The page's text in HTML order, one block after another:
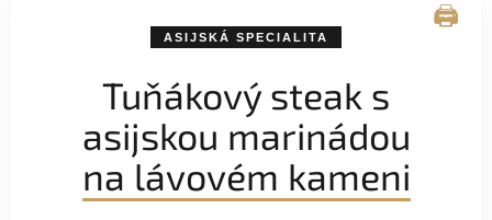
🖨️
ASIJSKÁ SPECIALITA
Tuňákový steak s
asijskou marinádou
na lávovém kameni